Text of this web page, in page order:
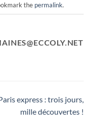
the permalink.
express : trois jours,
mille découvertes !